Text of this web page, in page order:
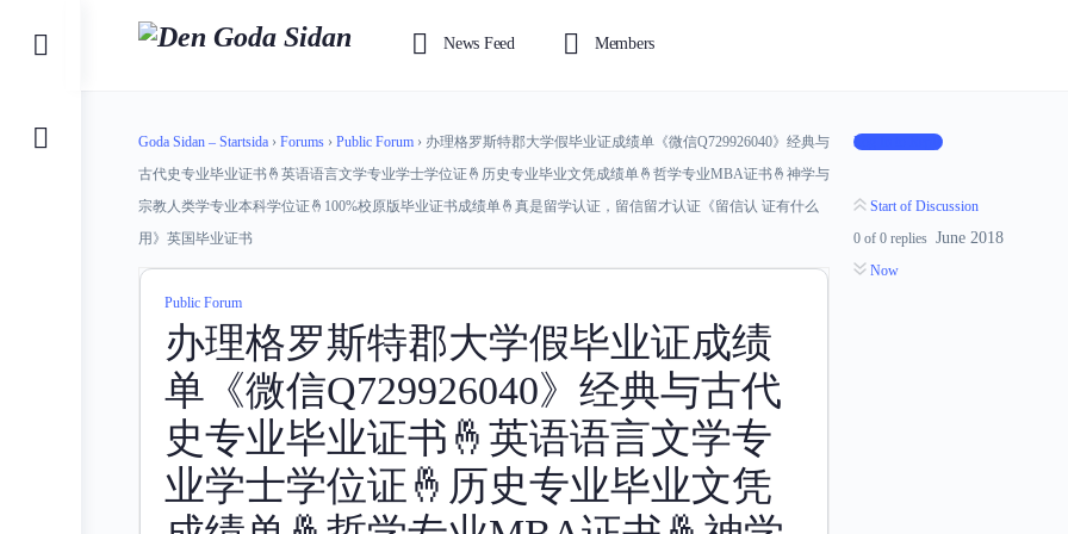
News Feed Members
Goda Sidan – Startsida › Forums › Public Forum › 办理格罗斯特郡大学假毕业证成绩单《微信Q729926040》经典与
古代史专业毕业证书🤞英语语言文学专业学士学位证🤞历史专业毕业文凭成绩单🤞哲学专业MBA证书🤞神学与
宗教人类学专业本科学位证🤞100%校原版毕业证书成绩单🤞真是留学认证，留信留才认证《留信认 证有什么
用》英国毕业证书
Public Forum
办理格罗斯特郡大学假毕业证成绩
单《微信Q729926040》经典与古代
史专业毕业证书🤞英语语言文学专
业学士学位证🤞历史专业毕业文凭
Log In to Reply
Start of Discussion
0 of 0 replies June 2018
Now